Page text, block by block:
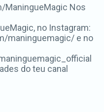
Nos
no Instagram:
maninguemagic/ e no
do teu canal